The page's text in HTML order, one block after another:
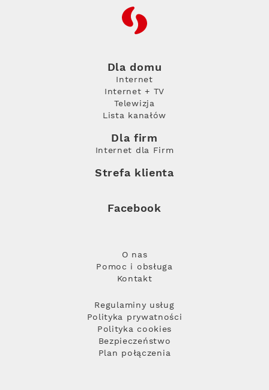
RFC
Dla domu
Internet
Internet + TV
Telewizja
Lista kanałów
Dla firm
Internet dla Firm
Strefa klienta
Facebook
O nas
Pomoc i obsługa
Kontakt
Regulaminy usług
Polityka prywatności
Polityka cookies
Bezpieczeństwo
Plan połączenia